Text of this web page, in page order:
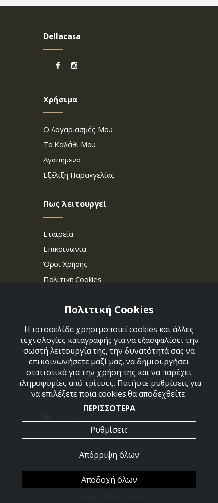
Dellacasa
Χρήσιμα
Ο Λογαριασμός Μου
Το Καλάθι Μου
Αγαπημένα
Εξέλιξη Παραγγελίας
Πως λειτουργεί
Εταιρεία
Επικοινωνια
Όροι Χρήσης
Πολιτική Cookies
Στεφάνου Σαράφη 36,
Αργυρούπολη 164 52
210 9960427-210 9960489
2026 @ All Rights Reserved - Dellacasa
Πολιτική Cookies
Η ιστοσελίδα χρησιμοποιεί cookies και άλλες
τεχνολογίες καταγραφής για να εξασφαλίσει την
σωστή λειτουργία της, την δυνατότητά σας να
επικοινωνήσετε μαζί μας, να δημιουργήσει
στατιστικά για την χρήση της και να παρέχει
πληροφορίες από τρίτους. Πατήστε ρυθμίσεις για
να επιλέξετε ποια cookies θα αποδεχθείτε.
ΠΕΡΙΣΣΟΤΕΡΑ
Ρυθμίσεις
Απόρριψη όλων
Αποδοχή όλων